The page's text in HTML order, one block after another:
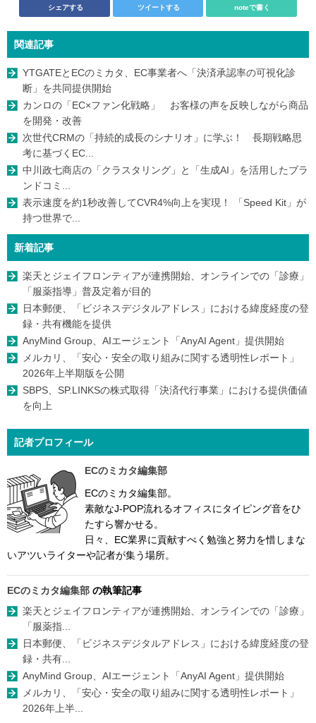
シェアする ツイートする noteで書く
関連記事
YTGATEとECのミカタ、EC事業者へ「決済承認率の可視化診
断」を共同提供開始
カンロの「EC×ファン化戦略」 お客様の声を反映しながら商品
を開発・改善
次世代CRMの「持続的成長のシナリオ」に学ぶ！ 長期戦略思
考に基づくEC...
中川政七商店の「クラスタリング」と「生成AI」を活用したブラ
ンドコミ...
表示速度を約1秒改善してCVR4%向上を実現！ 「Speed Kit」が
持つ世界で...
新着記事
楽天とジェイフロンティアが連携開始、オンラインでの「診療」
「服薬指導」普及定着が目的
日本郵便、「ビジネスデジタルアドレス」における緯度経度の登
録・共有機能を提供
AnyMind Group、AIエージェント「AnyAI Agent」提供開始
メルカリ、「安心・安全の取り組みに関する透明性レポート」
2026年上半期版を公開
SBPS、SP.LINKSの株式取得「決済代行事業」における提供価値
を向上
記者プロフィール
ECのミカタ編集部
ECのミカタ編集部。
素敵なJ-POP流れるオフィスにタイピング音をひ
たすら響かせる。
日々、EC業界に貢献すべく勉強と努力を惜しまな
いアツいライターや記者が集う場所。
ECのミカタ編集部 の執筆記事
楽天とジェイフロンティアが連携開始、オンラインでの「診療」
「服薬指...
日本郵便、「ビジネスデジタルアドレス」における緯度経度の登
録・共有...
AnyMind Group、AIエージェント「AnyAI Agent」提供開始
メルカリ、「安心・安全の取り組みに関する透明性レポート」
2026年上半...